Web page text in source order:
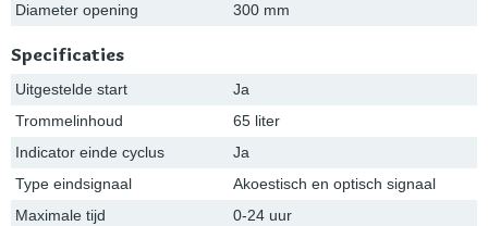
Diameter opening
300 mm
Specificaties
Uitgestelde start
Ja
Trommelinhoud
65 liter
Indicator einde cyclus
Ja
Type eindsignaal
Akoestisch en optisch signaal
Maximale tijd
0-24 uur